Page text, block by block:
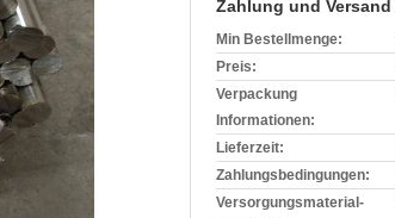
Zahlung und Versand
Min Bestellmenge:
Preis:
Verpackung
Informationen:
Lieferzeit:
Zahlungsbedingungen:
Versorgungsmaterial-